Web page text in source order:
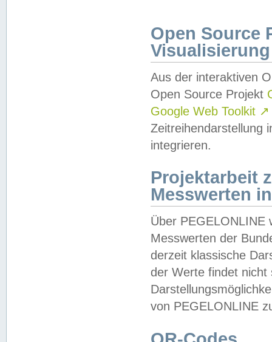
Open Source
Visualisierung
Aus der interaktiven
Open Source Projekt
Google Web Toolkit ↗
Zeitreihendarstellung
integrieren.
Projektarbeit
Messwerten
Über PEGELONLINE
Messwerten der
derzeit klassische
der Werte findet
von PEGELONLINE